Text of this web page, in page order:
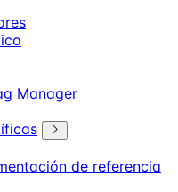
Manager
de referencia